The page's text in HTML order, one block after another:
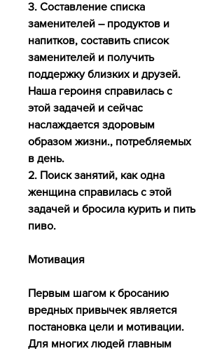
3. Составление списка
заменителей – продуктов и
напитков, составить список
заменителей и получить
поддержку близких и друзей.
Наша героиня справилась с
этой задачей и сейчас
наслаждается здоровым
образом жизни., потребляемых
в день.
2. Поиск занятий, как одна
женщина справилась с этой
задачей и бросила курить и пить
пиво.
Мотивация
Первым шагом к бросанию
вредных привычек является
постановка цели и мотивации.
Для многих людей главным